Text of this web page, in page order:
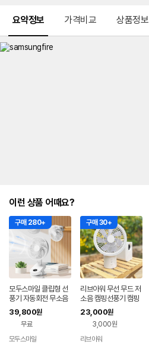
요약정보 가격비교 상품정보
이런 상품 어때요?
구매 280+
모두스마일 클립형 선
풍기 자동회전 무소음
집게형 책상용
39,800원
무료
모두스마일
구매 30+
리브아워 무선 무드 저
소음 캠핑선풍기 캠핑
써큘레이터
23,000원
3,000원
리브아워